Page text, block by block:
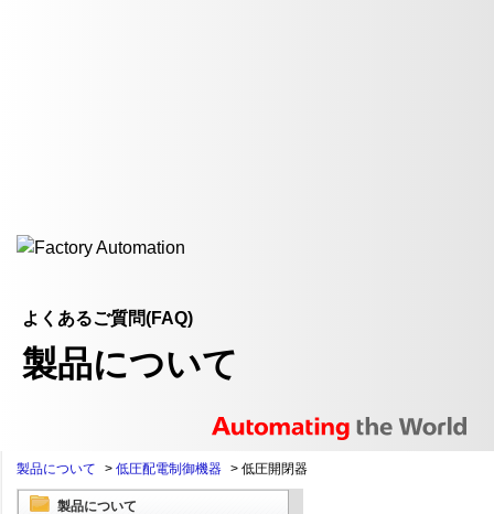
よくあるご質問(FAQ)
製品について
製品について > 低圧配電制御機器 > 低圧開閉器
製品について